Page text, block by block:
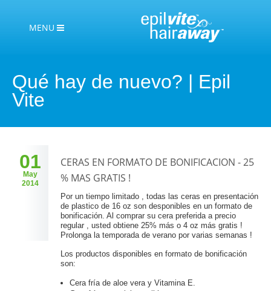
MENU
Qué hay de nuevo? | Epil
Vite
01
May
2014
CERAS EN FORMATO DE BONIFICACION - 25
% MAS GRATIS !
Por un tiempo limitado , todas las ceras en presentación
de plastico de 16 oz son desponibles en un formato de
bonificación. Al comprar su cera preferida a precio
regular , usted obtiene 25% más o 4 oz más gratis !
Prolonga la temporada de verano por varias semanas !
Los productos disponibles en formato de bonificación
son:
Cera fría de aloe vera y Vitamina E.